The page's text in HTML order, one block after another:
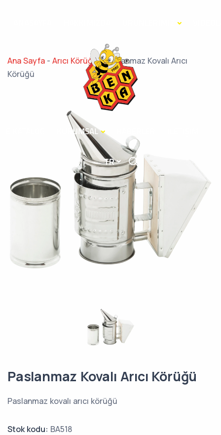
KURUMSAL
TR
Ana Sayfa - Arıcı Körüğü-Paslanmaz Kovalı Arıcı
Körüğü
Paslanmaz Kovalı Arıcı Körüğü
Paslanmaz kovalı arıcı körüğü
Stok kodu: BA518